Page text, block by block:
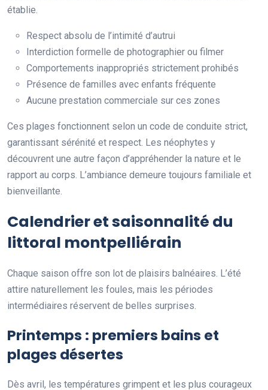
établie.
Respect absolu de l’intimité d’autrui
Interdiction formelle de photographier ou filmer
Comportements inappropriés strictement prohibés
Présence de familles avec enfants fréquente
Aucune prestation commerciale sur ces zones
Ces plages fonctionnent selon un code de conduite strict,
garantissant sérénité et respect. Les néophytes y
découvrent une autre façon d’appréhender la nature et le
rapport au corps. L’ambiance demeure toujours familiale et
bienveillante.
Calendrier et saisonnalité du
littoral montpelliérain
Chaque saison offre son lot de plaisirs balnéaires. L’été
attire naturellement les foules, mais les périodes
intermédiaires réservent de belles surprises.
Printemps : premiers bains et
plages désertes
Dès avril, les températures grimpent et les plus courageux